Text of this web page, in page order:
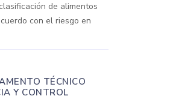
de alimentos
con el riesgo en
TÉCNICO
Y CONTROL